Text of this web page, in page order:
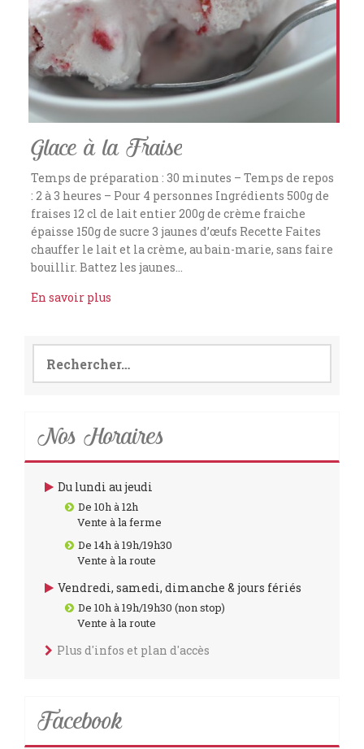
Glace à la Fraise
Temps de préparation : 30 minutes – Temps de repos
: 2 à 3 heures – Pour 4 personnes Ingrédients 500g de
fraises 12 cl de lait entier 200g de crème fraiche
épaisse 150g de sucre 3 jaunes d’œufs Recette Faites
chauffer le lait et la crème, au bain-marie, sans faire
bouillir. Battez les jaunes…
En savoir plus
Rechercher :
Nos Horaires
Du lundi au jeudi
De 10h à 12h
Vente à la ferme
De 14h à 19h/19h30
Vente à la route
Vendredi, samedi, dimanche & jours fériés
De 10h à 19h/19h30 (non stop)
Vente à la route
Plus d'infos et plan d'accès
Facebook